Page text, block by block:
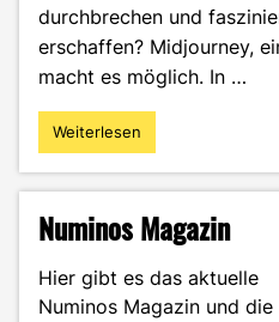
durchbrechen und
erschaffen? Midjourney,
macht es möglich. In …
"Die
Zukunft
–
faszinierende
Bilder
Weiterlesen
Numinos Magazin
Hier gibt es das aktuelle
Numinos Magazin und die